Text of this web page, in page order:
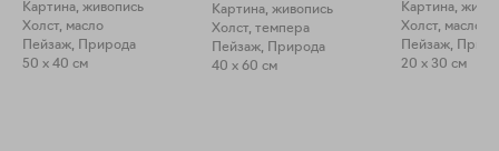
Картина, живопись
Холст, масло
Пейзаж, Природа
50 x 40 см
Картина, живопись
Холст, темпера
Пейзаж, Природа
40 x 60 см
Картина,
Холст, масло
Пейзаж,
20 x 30 см